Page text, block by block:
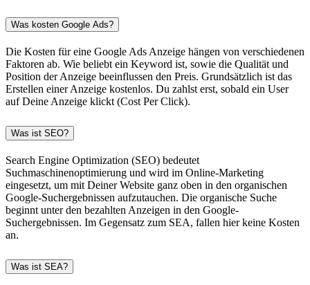
Was kosten Google Ads?
Die Kosten für eine Google Ads Anzeige hängen von verschiedenen
Faktoren ab. Wie beliebt ein Keyword ist, sowie die Qualität und
Position der Anzeige beeinflussen den Preis. Grundsätzlich ist das
Erstellen einer Anzeige kostenlos. Du zahlst erst, sobald ein User
auf Deine Anzeige klickt (Cost Per Click).
Was ist SEO?
Search Engine Optimization (SEO) bedeutet
Suchmaschinenoptimierung und wird im Online-Marketing
eingesetzt, um mit Deiner Website ganz oben in den organischen
Google-Suchergebnissen aufzutauchen. Die organische Suche
beginnt unter den bezahlten Anzeigen in den Google-
Suchergebnissen. Im Gegensatz zum SEA, fallen hier keine Kosten
an.
Was ist SEA?